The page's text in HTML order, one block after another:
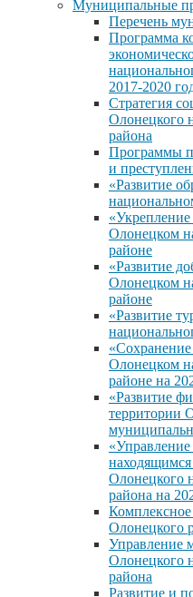
Муниципальные
Перечень
Программа
2017-2020
Стратегия
Олонецкого
района
Программы
и
«Развитие
«Укрепление
Олонецком
районе
«Развитие
Олонецком
районе
«Развитие
Олонецком
районе на
«Развитие
территории
Олонецкого
района на
Комплексное
Олонецкого
Управление
Олонецкого
района
Развитие и